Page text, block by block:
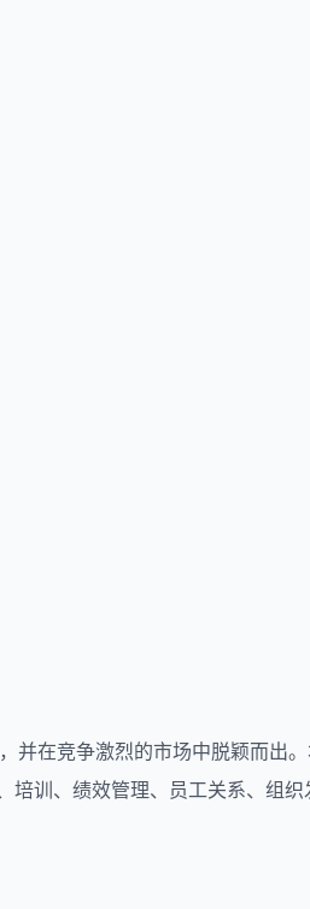
在竞争激烈的市场中脱颖而出
训、绩效管理、员工关系、组